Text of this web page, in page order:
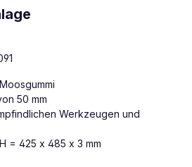
50 mm
Werkzeugen und
= 425 x 485 x 3 mm